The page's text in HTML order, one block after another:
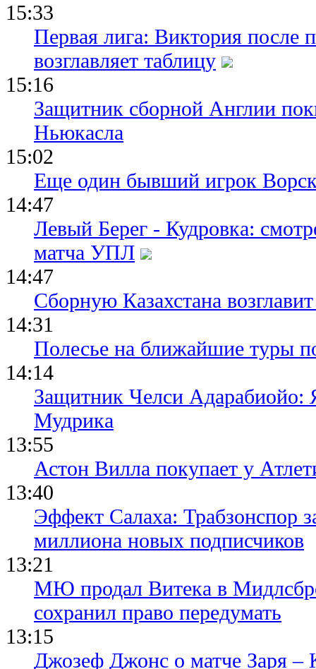
15:33
Первая лига: Виктория после
возглавляет таблицу
15:16
Защитник сборной Англии
Ньюкасла
15:02
Еще один бывший игрок
14:47
Левый Берег - Кудровка:
матча УПЛ
14:47
Сборную Казахстана
14:31
Полесье на ближайшие туры
14:14
Защитник Челси Адарабиойо:
Мудрика
13:55
Астон Вилла покупает у
13:40
Эффект Салаха: Трабзонспор
миллиона новых подписчиков
13:21
МЮ продал Витека в
сохранил право передумать
13:15
Джозеф Джонс о матче Заря